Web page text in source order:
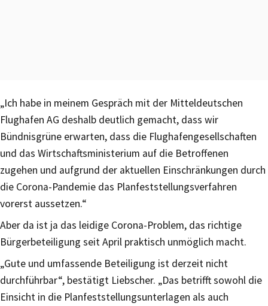
„Ich habe in meinem Gespräch mit der Mitteldeutschen
Flughafen AG deshalb deutlich gemacht, dass wir
Bündnisgrüne erwarten, dass die Flughafengesellschaften
und das Wirtschaftsministerium auf die Betroffenen
zugehen und aufgrund der aktuellen Einschränkungen durch
die Corona-Pandemie das Planfeststellungsverfahren
vorerst aussetzen.“
Aber da ist ja das leidige Corona-Problem, das richtige
Bürgerbeteiligung seit April praktisch unmöglich macht.
„Gute und umfassende Beteiligung ist derzeit nicht
durchführbar“, bestätigt Liebscher. „Das betrifft sowohl die
Einsicht in die Planfeststellungsunterlagen als auch